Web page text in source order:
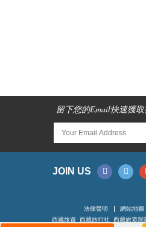
留下您的Email快速獲
JOIN US
法律聲明 網站地圖
西藏旅遊_西藏旅行社_西藏旅遊跟